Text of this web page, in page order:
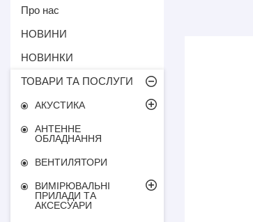
Про нас
НОВИНИ
НОВИНКИ
ТОВАРИ ТА ПОСЛУГИ
АКУСТИКА
АНТЕННЕ
ОБЛАДНАННЯ
ВЕНТИЛЯТОРИ
ВИМІРЮВАЛЬНІ
ПРИЛАДИ ТА
АКСЕСУАРИ